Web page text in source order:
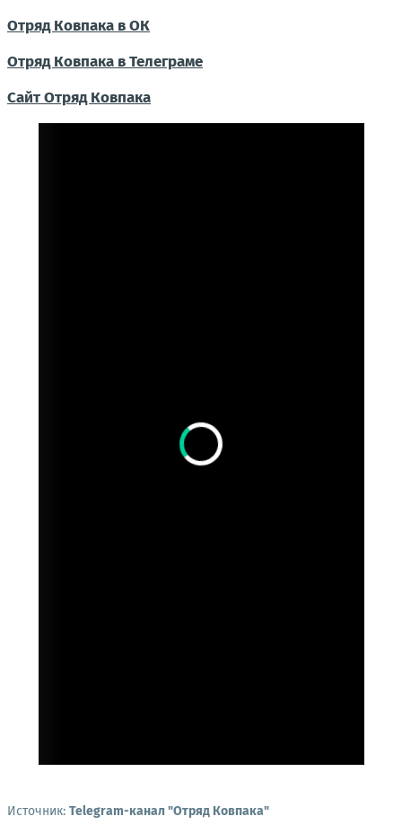
Отряд Ковпака в ОК
Отряд Ковпака в Телеграме
Сайт Отряд Ковпака
Источник: Telegram-канал "Отряд Ковпака"